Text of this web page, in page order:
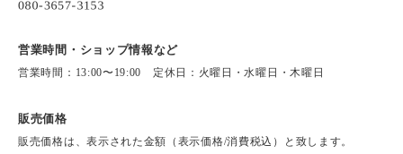
営業時間・ショップ情報など
営業時間：13:00〜19:00 定休日：火曜日・水曜日・木曜日
販売価格
販売価格は、表示された金額（表示価格/消費税込）と致します。